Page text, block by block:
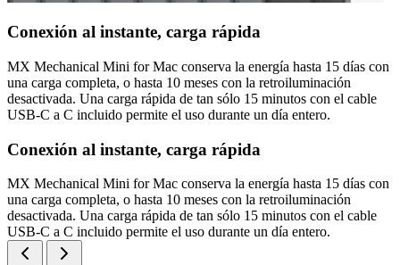
Conexión al instante, carga rápida
MX Mechanical Mini for Mac conserva la energía hasta 15 días con
una carga completa, o hasta 10 meses con la retroiluminación
desactivada. Una carga rápida de tan sólo 15 minutos con el cable
USB-C a C incluido permite el uso durante un día entero.
Conexión al instante, carga rápida
MX Mechanical Mini for Mac conserva la energía hasta 15 días con
una carga completa, o hasta 10 meses con la retroiluminación
desactivada. Una carga rápida de tan sólo 15 minutos con el cable
USB-C a C incluido permite el uso durante un día entero.